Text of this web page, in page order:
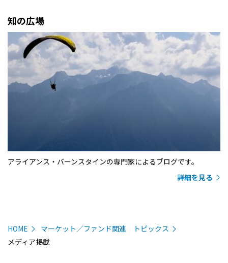
知の広場
アライアンス・バーンスタインの専門家によるブログです。
詳細を見る
HOME
マーケット／ファンド関連 トピックス
メディア掲載